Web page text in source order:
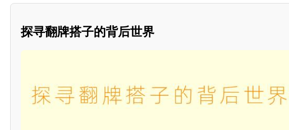
探寻翻牌搭子的背后世界